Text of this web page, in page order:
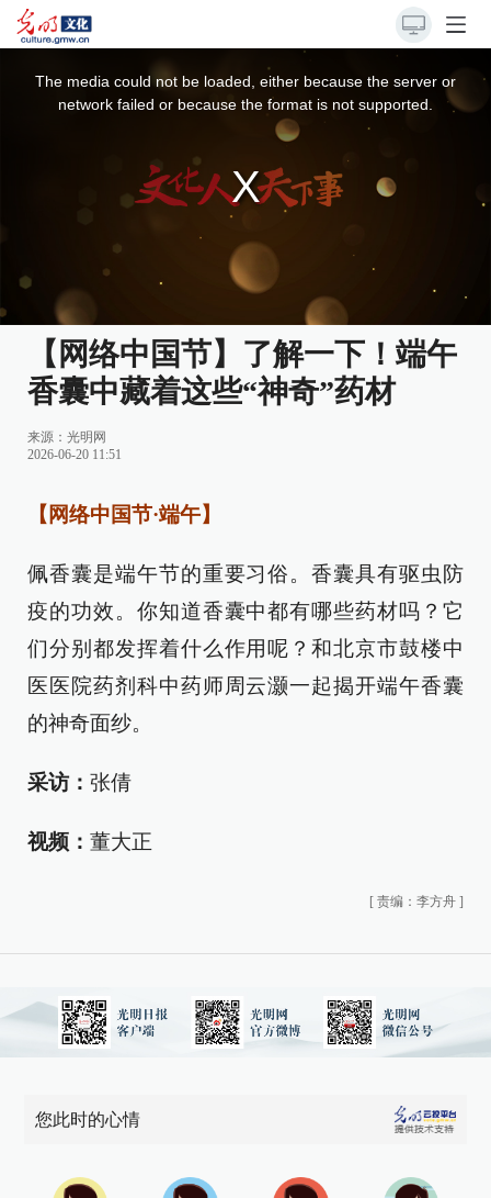
The media could not be loaded, either because the server or
network failed or because the format is not supported.
【网络中国节】了解一下！端午
香囊中藏着这些“神奇”药材
来源： 光明网
2026-06-20 11:51
【网络中国节·端午】
佩香囊是端午节的重要习俗。香囊具有驱虫防
疫的功效。你知道香囊中都有哪些药材吗？它
们分别都发挥着什么作用呢？和北京市鼓楼中
医医院药剂科中药师周云灏一起揭开端午香囊
的神奇面纱。
采访： 张倩
视频： 董大正
[ 责编：李方舟 ]
您此时的心情